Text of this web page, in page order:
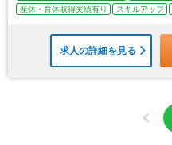
産休・育休取得実績有り
スキルアップ
求人の詳細を見る